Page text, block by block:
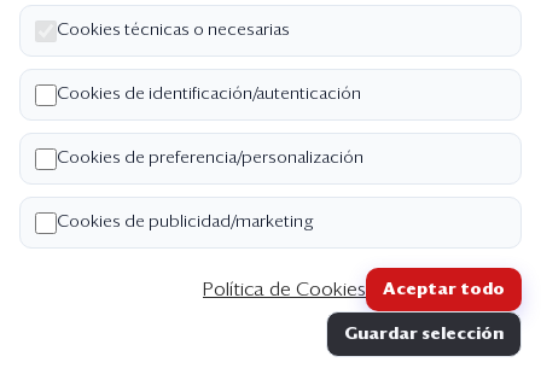
Edición Impresa
Nosotros
Quiénes somos
Código de ética
Términos y Condiciones
Copyright ©2026 Semana Económica. Todos los
Cookies técnicas o necesarias
Cookies de identificación/autenticación
Cookies de preferencia/personalización
Cookies de publicidad/marketing
Política de Cookies Aceptar todo
Guardar selección